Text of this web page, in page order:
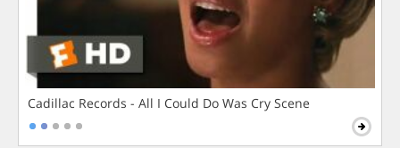
Cadillac Records - All I Could Do Was Cry Scene